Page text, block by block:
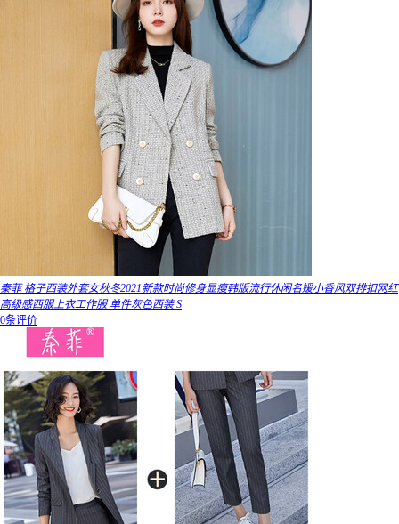
秦菲 格子西装外套女秋冬2021新款时尚修身显瘦韩版流行休闲名媛小香风双排扣网红
高级感西服上衣工作服 单件灰色西装 S
0条评价